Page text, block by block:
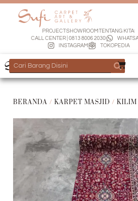
PROJECTSHOWROOMTENTANG KITA
CALL CENTER | 0813 8006 2030
INSTAGRAM
TOKOPEDIA
BERANDA /KARPET MASJID / KILIM